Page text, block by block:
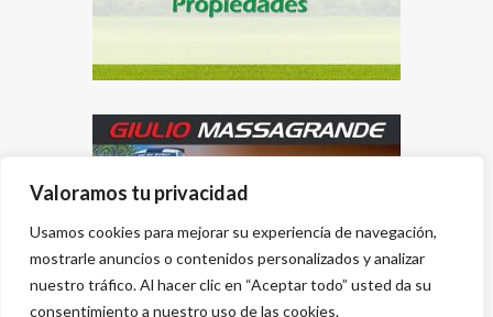
Valoramos tu privacidad
Usamos cookies para mejorar su experiencia de navegación,
mostrarle anuncios o contenidos personalizados y analizar
nuestro tráfico. Al hacer clic en “Aceptar todo” usted da su
consentimiento a nuestro uso de las cookies.